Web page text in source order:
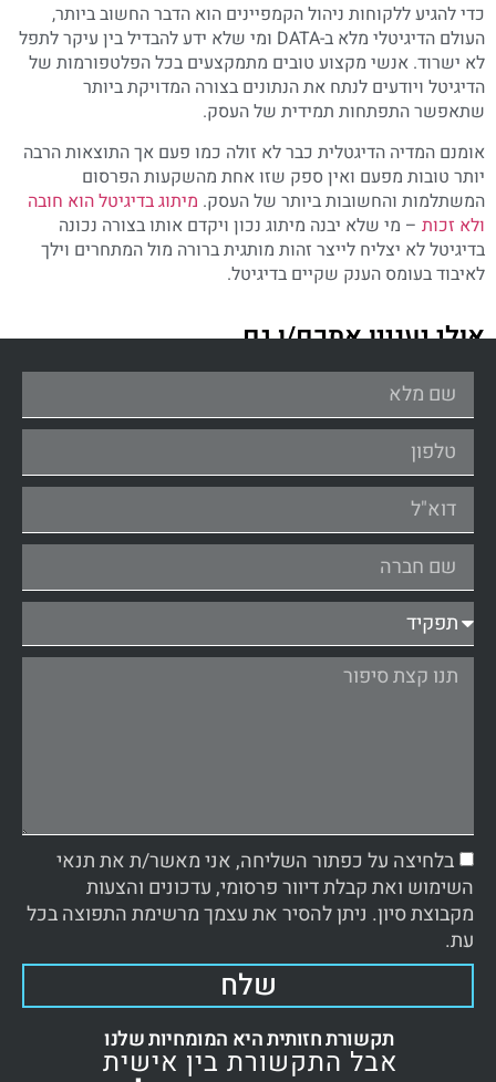
כדי להגיע ללקוחות ניהול הקמפיינים הוא הדבר החשוב ביותר,
העולם הדיגיטלי מלא ב-DATA ומי שלא ידע להבדיל בין עיקר לתפל
לא ישרוד. אנשי מקצוע טובים מתמקצעים בכל הפלטפורמות של
הדיגיטל ויודעים לנתח את הנתונים בצורה המדויקת ביותר
שתאפשר התפתחות תמידית של העסק.
אומנם המדיה הדיגטלית כבר לא זולה כמו פעם אך התוצאות הרבה
יותר טובות מפעם ואין ספק שזו אחת מהשקעות הפרסום
המשתלמות והחשובות ביותר של העסק. מיתוג בדיגיטל הוא חובה
ולא זכות – מי שלא יבנה מיתוג נכון ויקדם אותו בצורה נכונה
בדיגיטל לא יצליח לייצר זהות מותגית ברורה מול המתחרים וילך
לאיבוד בעומס הענק שקיים בדיגיטל.
אולי יעניין אתכם/ן גם....
בלחיצה על כפתור השליחה, אני מאשר/ת את תנאי
השימוש ואת קבלת דיוור פרסומי, עדכונים והצעות
מקבוצת סיון. ניתן להסיר את עצמך מרשימת התפוצה בכל
עת.
שלח
תקשורת חזותית היא המומחיות שלנו
אבל התקשורת בין אישית